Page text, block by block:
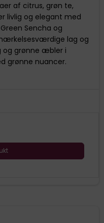
af citrus, grøn te,
livlig og elegant med
Sencha og
lag og
og grønne æbler i
grønne nuancer.